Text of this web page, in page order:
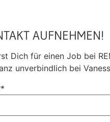
AUFNEHMEN!
Dich für einen Job bei
unverbindlich bei